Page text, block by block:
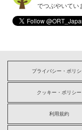
でつぶやいてい
プライバシー・ポリ
クッキー・ポリシー
利用規約